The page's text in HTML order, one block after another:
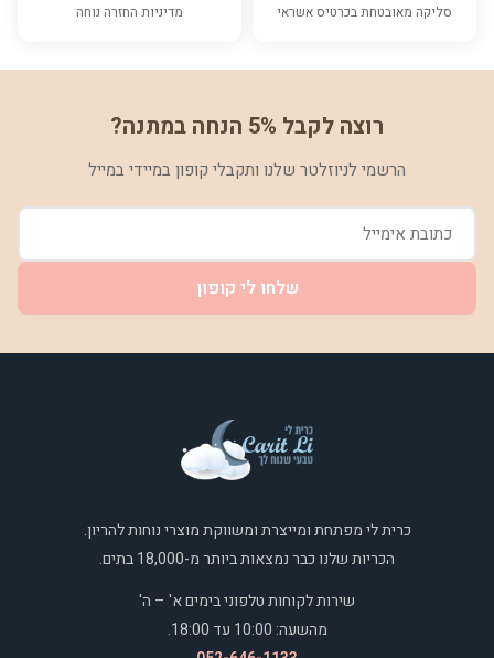
סליקה מאובטחת בכרטיס אשראי מדיניות החזרה נוחה
רוצה לקבל 5% הנחה במתנה?
הרשמי לניוזלטר שלנו ותקבלי קופון במיידי במייל
שלחו לי קופון
כרית לי מפתחת ומייצרת ומשווקת מוצרי נוחות להריון.
הכריות שלנו כבר נמצאות ביותר מ-18,000 בתים.
שירות לקוחות טלפוני בימים א' – ה'
מהשעה: 10:00 עד 18:00.